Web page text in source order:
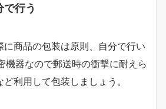
行う
に商品の包装は原則、自分で行い
機器なので郵送時の衝撃に耐えら
利用して包装しましょう。